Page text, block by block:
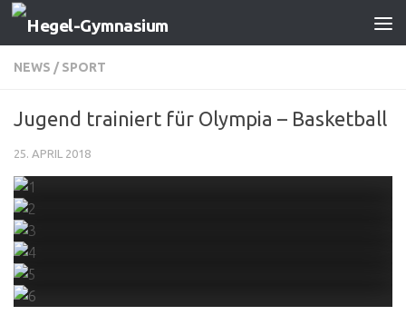
Zum Inhalt springen
NEWS / SPORT
Jugend trainiert für Olympia – Basketball
25. APRIL 2018